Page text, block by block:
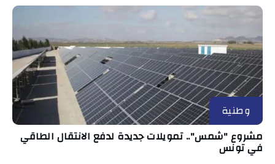
وطنية
مشروع "شمس".. تمويلات جديدة لدفع الانتقال الطاقي
في تونس